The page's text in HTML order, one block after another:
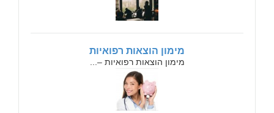
מימון הוצאות רפואיות
מימון הוצאות רפואיות –...